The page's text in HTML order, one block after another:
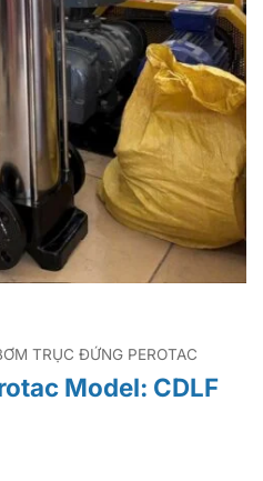
TRỤC ĐỨNG PEROTAC
Model: CDLF